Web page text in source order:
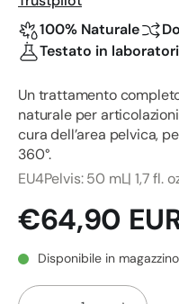
100% Naturale
Testato in
Un trattamento
naturale per
cura dell’area pelvica,
360°.
EU4Pelvis: 50 mL| 1,7 fl.
Prezzo
di
listino
€64,90
Disponibile in magazzino